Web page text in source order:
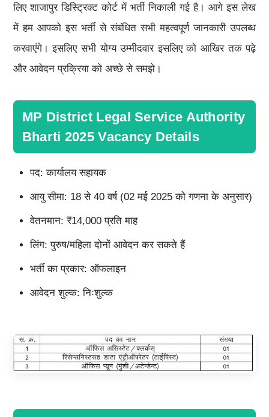
लिए शाजापुर डिस्ट्रिक्ट कोर्ट में भर्ती निकाली गई है। आगे इस लेख
में हम आपको इस भर्ती से संबंधित सभी महत्वपूर्ण जानकारी उपलब्ध
करवाएंगे। इसलिए सभी योग्य उम्मीदवार इसलिए को आखिर तक पढ़े
और आवेदन प्रक्रिया को अच्छे से समझे।
MP District Legal Service Authority
Bharti 2025 Vacancy Details
पद: कार्यालय सहायक
आयु सीमा: 18 से 40 वर्ष (02 मई 2025 को गणना के अनुसार)
वेतनमान: ₹14,000 प्रति माह
लिंग: पुरुष/महिला दोनों आवेदन कर सकते हैं
भर्ती का प्रकार: ऑफलाइन
आवेदन शुल्क: निःशुल्क